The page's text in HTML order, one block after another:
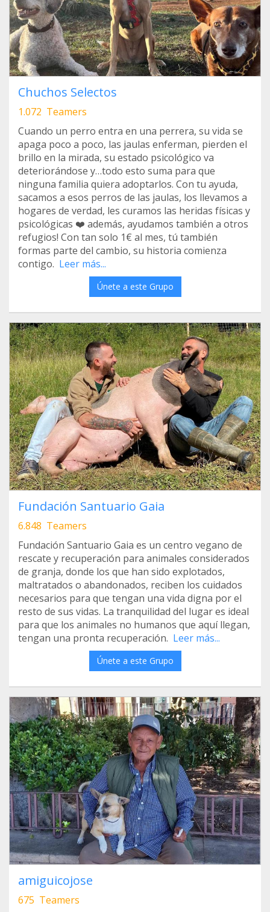
Chuchos Selectos
1.072 Teamers
Cuando un perro entra en una perrera, su vida se
apaga poco a poco, las jaulas enferman, pierden el
brillo en la mirada, su estado psicológico va
deteriorándose y…todo esto suma para que
ninguna familia quiera adoptarlos. Con tu ayuda,
sacamos a esos perros de las jaulas, los llevamos a
hogares de verdad, les curamos las heridas físicas y
psicológicas ❤️ además, ayudamos también a otros
refugios! Con tan solo 1€ al mes, tú también
formas parte del cambio, su historia comienza
contigo. Leer más...
Únete a este Grupo
Fundación Santuario Gaia
6.848 Teamers
Fundación Santuario Gaia es un centro vegano de
rescate y recuperación para animales considerados
de granja, donde los que han sido explotados,
maltratados o abandonados, reciben los cuidados
necesarios para que tengan una vida digna por el
resto de sus vidas. La tranquilidad del lugar es ideal
para que los animales no humanos que aquí llegan,
tengan una pronta recuperación. Leer más...
Únete a este Grupo
amiguicojose
675 Teamers